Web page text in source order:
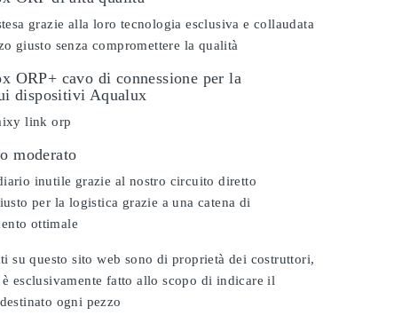
grazie alla loro tecnologia esclusiva e collaudata
giusto senza compromettere la qualità
ORP+ cavo di connessione per la
dispositivi Aqualux
link orp
moderato
inutile grazie al nostro circuito diretto
per la logistica grazie a una catena di
ottimale
su questo sito web sono di proprietà dei costruttori,
esclusivamente fatto allo scopo di indicare il
ogni pezzo